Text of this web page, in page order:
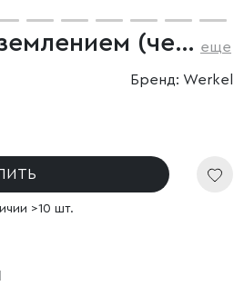
Розетка с заземлением (черный матовый) еще
Бренд: Werkel
>10 шт.